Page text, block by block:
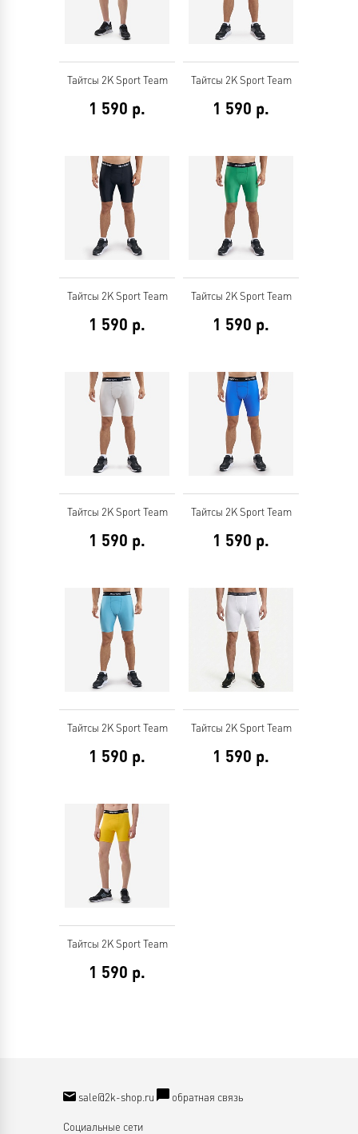
Тайтсы 2K Sport Team
1 590 р.
Тайтсы 2K Sport Team
1 590 р.
Тайтсы 2K Sport Team
1 590 р.
Тайтсы 2K Sport Team
1 590 р.
Тайтсы 2K Sport Team
1 590 р.
Тайтсы 2K Sport Team
1 590 р.
Тайтсы 2K Sport Team
1 590 р.
Тайтсы 2K Sport Team
1 590 р.
Тайтсы 2K Sport Team
1 590 р.
sale@2k-shop.ru обратная связь
Социальные сети